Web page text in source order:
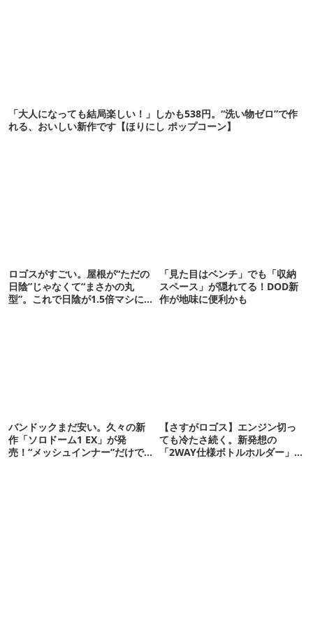
「大人になっても結局楽しい！」しかも538円。“洗い物ゼロ”で作
れる、おいしい新作です【ほりにし ポップコーン】
ロゴスがすごい。屋根が“ただの
日陰”じゃなくて“まさかの丸
型”。これで日陰が1.5倍マシに
「見た目はベンチ」でも「収納
スペース」が隠れてる！DOD新
作が地味に便利かも
バンドックまだ安い。久々の新
作「ソロドーム1 EX」が発
売！“メッシュインナー”だけで
【さすがロゴス】エンジン切っ
ても冷たさ続く。新発想の
「2WAY仕様ボトルホルダー」が